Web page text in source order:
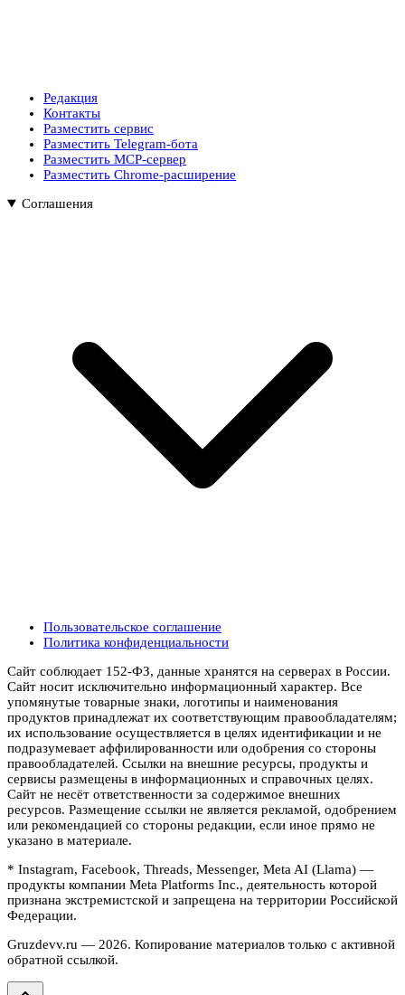
Редакция
Контакты
Разместить сервис
Разместить Telegram-бота
Разместить MCP-сервер
Разместить Chrome-расширение
Соглашения
Пользовательское соглашение
Политика конфиденциальности
Сайт соблюдает 152-ФЗ, данные хранятся на серверах в России.
Сайт носит исключительно информационный характер. Все
упомянутые товарные знаки, логотипы и наименования
продуктов принадлежат их соответствующим правообладателям;
их использование осуществляется в целях идентификации и не
подразумевает аффилированности или одобрения со стороны
правообладателей. Ссылки на внешние ресурсы, продукты и
сервисы размещены в информационных и справочных целях.
Сайт не несёт ответственности за содержимое внешних
ресурсов. Размещение ссылки не является рекламой, одобрением
или рекомендацией со стороны редакции, если иное прямо не
указано в материале.
* Instagram, Facebook, Threads, Messenger, Meta AI (Llama) —
продукты компании Meta Platforms Inc., деятельность которой
признана экстремистской и запрещена на территории Российской
Федерации.
Gruzdevv.ru — 2026. Копирование материалов только с активной
обратной ссылкой.